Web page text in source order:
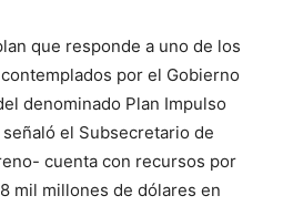
que responde a uno de los
por el Gobierno
denominado Plan Impulso
el Subsecretario de
cuenta con recursos por
mil millones de dólares en